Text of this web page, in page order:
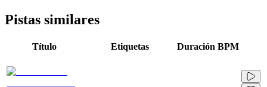
Pistas similares
Título Etiquetas Duración BPM